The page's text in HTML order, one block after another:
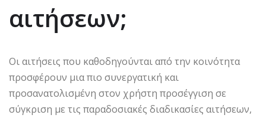
αιτήσεων;
Οι αιτήσεις που καθοδηγούνται από την κοινότητα
προσφέρουν μια πιο συνεργατική και
προσανατολισμένη στον χρήστη προσέγγιση σε
σύγκριση με τις παραδοσιακές διαδικασίες αιτήσεων,